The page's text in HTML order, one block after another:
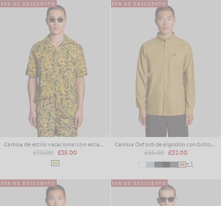
50% DE DESCUENTO
Camisa de estilo vacacional con estampado floral
£70.00 £35.00
50% DE DESCUENTO
Camisa Oxford de algodón con botones
£65.00 £32.00
+1
50% DE DESCUENTO 50% DE DESCUENTO